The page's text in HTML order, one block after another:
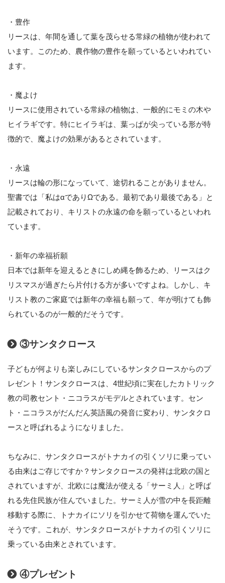
・豊作
リースは、年間を通して葉を茂らせる常緑の植物が使われて
います。このため、農作物の豊作を願っているといわれてい
ます。
・魔よけ
リースに使用されている常緑の植物は、一般的にモミの木や
ヒイラギです。特にヒイラギは、葉っぱが尖っている形が特
徴的で、魔よけの効果があるとされています。
・永遠
リースは輪の形になっていて、途切れることがありません。
聖書では「私はαでありΩである。最初であり最後である」と
記載されており、キリストの永遠の命を願っているといわれ
ています。
・新年の幸福祈願
日本では新年を迎えるときにしめ縄を飾るため、リースはク
リスマスが過ぎたら片付ける方が多いですよね。しかし、キ
リスト教のご家庭では新年の幸福も願って、年が明けても飾
られているのが一般的だそうです。
③サンタクロース
子どもが何よりも楽しみにしているサンタクロースからのプ
レゼント！サンタクロースは、4世紀頃に実在したカトリック
教の司教セント・ニコラスがモデルとされています。セン
ト・ニコラスがだんだん英語風の発音に変わり、サンタクロ
ースと呼ばれるようになりました。
ちなみに、サンタクロースがトナカイの引くソリに乗ってい
る由来はご存じですか？サンタクロースの発祥は北欧の国と
されていますが、北欧には魔法が使える「サーミ人」と呼ば
れる先住民族が住んでいました。サーミ人が雪の中を長距離
移動する際に、トナカイにソリを引かせて荷物を運んでいた
そうです。これが、サンタクロースがトナカイの引くソリに
乗っている由来とされています。
④プレゼント